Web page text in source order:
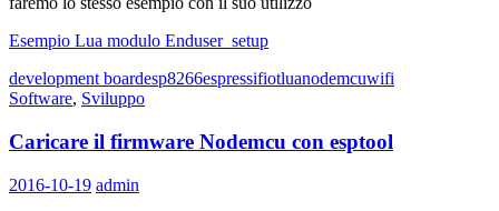
Esempio Lua modulo Enduser_setup
development boardesp8266espressifiotluanodemcuwifi
Software, Sviluppo
Caricare il firmware Nodemcu con esptool
2016-10-19 admin